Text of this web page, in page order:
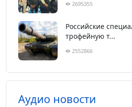
2695355
Российские
трофейную т...
2552866
Аудио новости